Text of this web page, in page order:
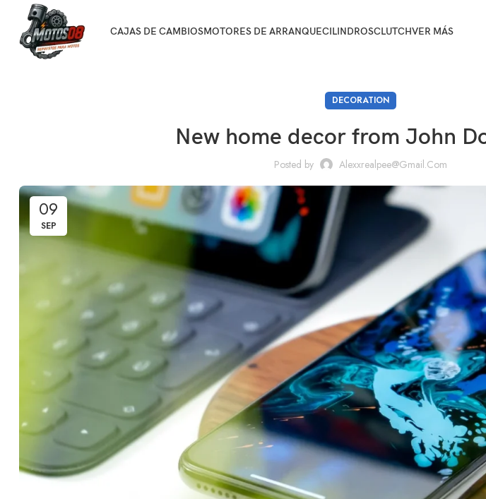
CAJAS DE CAMBIOSMOTORES DE ARRANQUECILINDROSCLUTCHVER MÁS
DECORATION
New home decor from John
Posted by Alexxrealpee@gmail.com
09
SEP